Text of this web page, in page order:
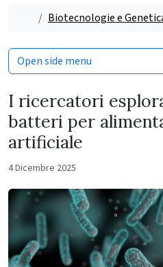
HomeBiotecnologie e
I ricercatori
batteri per
artificiale
4 Dicembre 2025
Open side menu